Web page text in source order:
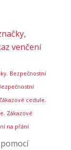
,
venčení
, Bezpečnostní
cedule,
, Zákazové
na přání